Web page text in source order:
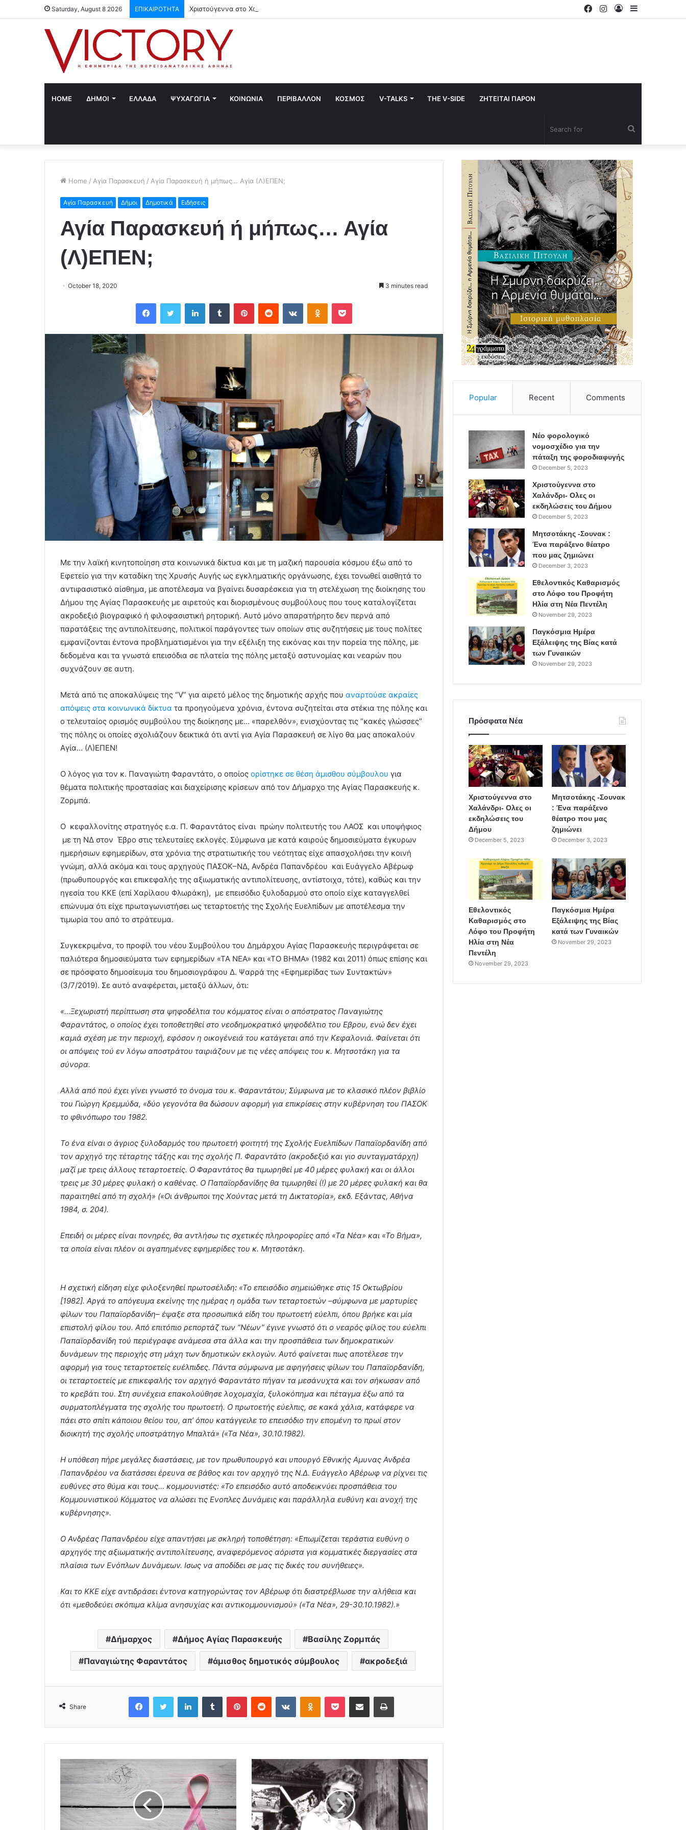
Saturday, August 8 2026 ΕΠΙΚΑΙΡΟΤΗΤΑ Χριστούγεννα στο Χαλάνδρι- Ολες οι εκδηλώσεις του Δήμου
Log
Instagram
Facebook
HOME ΔΗΜΟΙ ΕΛΛΑΔΑ ΨΥΧΑΓΩΓΙΑ ΚΟΙΝΩΝΙΑ ΠΕΡΙΒΑΛΛΟΝ ΚΟΣΜΟΣ V-TALKS THE V-SIDE ΖΗΤΕΙΤΑΙ ΠΑΡΟΝ
Home / Αγία Παρασκευή / Αγία Παρασκευή ή μήπως… Αγία (Λ)ΕΠΕΝ;
Αγία Παρασκευή Δήμοι Δημοτικά Ειδήσεις
Αγία Παρασκευή ή μήπως… Αγία
(Λ)ΕΠΕΝ;
October 18, 2020 3 minutes read
Με την λαϊκή κινητοποίηση στα κοινωνικά δίκτυα και με τη μαζική παρουσία κόσμου έξω από το
Εφετείο για την καταδίκη της Χρυσής Αυγής ως εγκληματικής οργάνωσης, έχει τονωθεί αισθητά το
αντιφασιστικό αίσθημα, με αποτέλεσμα να βγαίνει δυσαρέσκεια για τη στελέχωση της διοίκησης του
Δήμου της Αγίας Παρασκευής με αιρετούς και διορισμένους συμβούλους που τους καταλογίζεται
ακροδεξιό βιογραφικό ή φιλοφασιστική ρητορική. Αυτό μόνο απαρατήρητο δεν περνά από
παρατάξεις της αντιπολίτευσης, πολιτικοί παράγοντες των οποίων στις συζητήσεις με τους πολίτες
εμφανίζονται έντονα προβληματισμένοι για την εξέλιξη της εικόνας και την πορεία της πόλης, με
δεδομένα και τα γνωστά επεισόδια σε πλατεία της πόλης μεταξύ αστυνομίας και νεαρών που
συχνάζουν σε αυτη.
Μετά από τις αποκαλύψεις της “V” για αιρετό μέλος της δημοτικής αρχής που αναρτούσε ακραίες
απόψεις στα κοινωνικά δίκτυα τα προηγούμενα χρόνια, έντονα συζητείται στα στέκια της πόλης και
ο τελευταίος ορισμός συμβούλου της διοίκησης με… «παρελθόν», ενισχύοντας τις “κακές γλώσσες”
της πόλης οι οποίες σχολιάζουν δεικτικά ότι αντί για Αγία Παρασκευή σε λίγο θα μας αποκαλούν
Αγία… (Λ)ΕΠΕΝ!
Ο λόγος για τον κ. Παναγιώτη Φαραντάτο, ο οποίος ορίστηκε σε θέση άμισθου σύμβουλου για
θέματα πολιτικής προστασίας και διαχείρισης κρίσεων από τον Δήμαρχο της Αγίας Παρασκευής κ.
Ζορμπά.
Ο κεφαλλονίτης στρατηγός ε.α. Π. Φαραντάτος είναι πρώην πολιτευτής του ΛΑΟΣ και υποψήφιος
με τη ΝΔ στον Έβρο στις τελευταίες εκλογές. Σύμφωνα με κατά καιρούς δημοσιεύματα έγκυρων
ημερήσιων εφημερίδων, στα χρόνια της στρατιωτικής του νεότητας είχε απασχολήσει την κοινή
γνώμη, αλλά ακόμα και τους αρχηγούς ΠΑΣΟΚ–ΝΔ, Ανδρέα Παπανδρέου και Ευάγγελο Αβέρωφ
(πρωθυπουργός και επικεφαλής της αξιωματικής αντιπολίτευσης, αντίστοιχα, τότε), καθώς και την
ηγεσία του ΚΚΕ (επί Χαρίλαου Φλωράκη), με επεισόδιο ξυλοδαρμού στο οποίο είχε καταγγελθεί
επώνυμα ότι είχε πρωταγωνιστήσει ως τεταρτοετής της Σχολής Ευελπίδων με αποτέλεσμα την
τιμωρία του από το στράτευμα.
Συγκεκριμένα, το προφίλ του νέου Συμβούλου του Δημάρχου Αγίας Παρασκευής περιγράφεται σε
παλιότερα δημοσιεύματα των εφημερίδων «ΤΑ ΝΕΑ» και «ΤΟ ΒΗΜΑ» (1982 και 2011) όπως επίσης και
σε πρόσφατο δημοσίευμα του δημοσιογράφου Δ. Ψαρρά της «Εφημερίδας των Συντακτών»
(3/7/2019). Σε αυτό αναφέρεται, μεταξύ άλλων, ότι:
«…Ξεχωριστή περίπτωση στα ψηφοδέλτια του κόμματος είναι ο απόστρατος Παναγιώτης
Φαραντάτος, ο οποίος έχει τοποθετηθεί στο νεοδημοκρατικό ψηφοδέλτιο του Εβρου, ενώ δεν έχει
καμιά σχέση με την περιοχή, εφόσον η οικογένειά του κατάγεται από την Κεφαλονιά. Φαίνεται ότι
οι απόψεις τού εν λόγω αποστράτου ταιριάζουν με τις νέες απόψεις του κ. Μητσοτάκη για τα
σύνορα.
Αλλά από πού έχει γίνει γνωστό το όνομα του κ. Φαραντάτου; Σύμφωνα με το κλασικό πλέον βιβλίο
του Γιώργη Κρεμμύδα, «δύο γεγονότα θα δώσουν αφορμή για επικρίσεις στην κυβέρνηση του ΠΑΣΟΚ
το φθινόπωρο του 1982.
Το ένα είναι ο άγριος ξυλοδαρμός του πρωτοετή φοιτητή της Σχολής Ευελπίδων Παπαϊορδανίδη από
τον αρχηγό της τέταρτης τάξης και της σχολής Π. Φαραντάτο (ακροδεξιό και γιο συνταγματάρχη)
μαζί με τρεις άλλους τεταρτοετείς. Ο Φαραντάτος θα τιμωρηθεί με 40 μέρες φυλακή και οι άλλοι
τρεις με 30 μέρες φυλακή ο καθένας. Ο Παπαϊορδανίδης θα τιμωρηθεί (!) με 20 μέρες φυλακή και θα
παραιτηθεί από τη σχολή» («Οι άνθρωποι της Χούντας μετά τη Δικτατορία», εκδ. Εξάντας, Αθήνα
1984, σ. 204).
Επειδή οι μέρες είναι πονηρές, θα αντλήσω τις σχετικές πληροφορίες από «Τα Νέα» και «Το Βήμα»,
τα οποία είναι πλέον οι αγαπημένες εφημερίδες του κ. Μητσοτάκη.
Η σχετική είδηση είχε φιλοξενηθεί πρωτοσέλιδη: «Το επεισόδιο σημειώθηκε στις 15 Οκτωβρίου
[1982]. Αργά το απόγευμα εκείνης της ημέρας η ομάδα των τεταρτοετών –σύμφωνα με μαρτυρίες
φίλων του Παπαϊορδανίδη– έψαξε στα προσωπικά είδη του πρωτοετή εύελπι, όπου βρήκε και μία
επιστολή φίλου του. Από επιτόπιο ρεπορτάζ των “Νέων” έγινε γνωστό ότι ο νεαρός φίλος του εύελπι
Παπαϊορδανίδη τού περιέγραφε ανάμεσα στα άλλα και την προσπάθεια των δημοκρατικών
δυνάμεων της περιοχής στη μάχη των δημοτικών εκλογών. Αυτό φαίνεται πως αποτέλεσε την
αφορμή για τους τεταρτοετείς ευέλπιδες. Πάντα σύμφωνα με αφηγήσεις φίλων του Παπαϊορδανίδη,
οι τεταρτοετείς με επικεφαλής τον αρχηγό Φαραντάτο πήγαν τα μεσάνυχτα και τον σήκωσαν από
το κρεβάτι του. Στη συνέχεια επακολούθησε λοχομαχία, ξυλοκόπημα και πέταγμα έξω από τα
συρματοπλέγματα της σχολής του πρωτοετή. Ο πρωτοετής εύελπις, σε κακά χάλια, κατάφερε να
πάει στο σπίτι κάποιου θείου του, απ’ όπου κατάγγειλε το επεισόδιο την επομένη το πρωί στον
διοικητή της σχολής υποστράτηγο Μπαλτά» («Τα Νέα», 30.10.1982).
Η υπόθεση πήρε μεγάλες διαστάσεις, με τον πρωθυπουργό και υπουργό Εθνικής Αμυνας Ανδρέα
Παπανδρέου να διατάσσει έρευνα σε βάθος και τον αρχηγό της Ν.Δ. Ευάγγελο Αβέρωφ να ρίχνει τις
ευθύνες στο θύμα και τους… κομμουνιστές: «Το επεισόδιο αυτό αποδεικνύει προσπάθεια του
Κομμουνιστικού Κόμματος να αλώσει τις Ενοπλες Δυνάμεις και παράλληλα ευθύνη και ανοχή της
κυβέρνησης».
Ο Ανδρέας Παπανδρέου είχε απαντήσει με σκληρή τοποθέτηση: «Επωμίζεται τεράστια ευθύνη ο
αρχηγός της αξιωματικής αντιπολίτευσης, αναφερόμενος αόριστα για κομματικές διεργασίες στα
πλαίσια των Ενόπλων Δυνάμεων. Ισως να αποδίδει σε μας τις δικές του συνήθειες».
Και το ΚΚΕ είχε αντιδράσει έντονα κατηγορώντας τον Αβέρωφ ότι διαστρέβλωσε την αλήθεια και
ότι «μεθοδεύει σκόπιμα κλίμα ανησυχίας και αντικομμουνισμού» («Τα Νέα», 29-30.10.1982).»
Δήμαρχος Δήμος Αγίας Παρασκευής Βασίλης Ζορμπάς
Παναγιώτης Φαραντάτος άμισθος δημοτικός σύμβουλος ακροδεξιά
Share
Popular Recent Comments
Νέο φορολογικό
νομοσχέδιο για την
πάταξη της φοροδιαφυγής
December 5, 2023
Χριστούγεννα στο
Χαλάνδρι- Ολες οι
εκδηλώσεις του Δήμου
December 5, 2023
Μητσοτάκης -Σουνακ :
Ένα παράξενο θέατρο
που μας ζημιώνει
December 3, 2023
Εθελοντικός Καθαρισμός
στο Λόφο του Προφήτη
Ηλία στη Νέα Πεντέλη
November 29, 2023
Παγκόσμια Ημέρα
Εξάλειψης της Βίας κατά
των Γυναικών
November 29, 2023
Πρόσφατα Νέα
Χριστούγεννα στο
Χαλάνδρι- Ολες οι
εκδηλώσεις του
Δήμου
December 5, 2023
Μητσοτάκης -Σουνακ
: Ένα παράξενο
θέατρο που μας
ζημιώνει
December 3, 2023
Εθελοντικός
Καθαρισμός στο
Λόφο του Προφήτη
Ηλία στη Νέα
Πεντέλη
November 29, 2023
Παγκόσμια Ημέρα
Εξάλειψης της Βίας
κατά των Γυναικών
November 29, 2023